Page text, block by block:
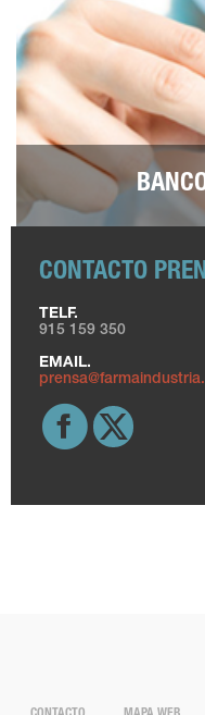
CONTACTO
TELF.
915 159 350
EMAIL.